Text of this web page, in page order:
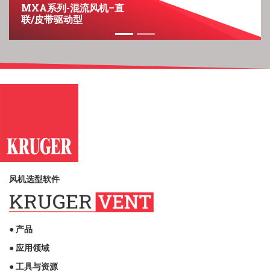
MXA系列-混流风机–直
联/皮带驱动型
风机选型软件
● 产品
● 应用领域
● 工具与资源